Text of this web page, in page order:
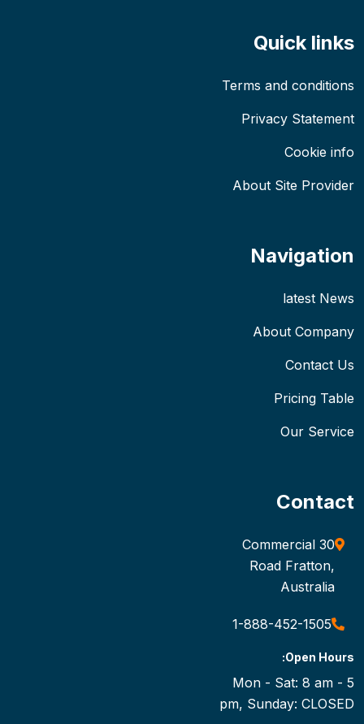
Quick links
Terms and conditions
Privacy Statement
Cookie info
About Site Provider
Navigation
latest News
About Company
Contact Us
Pricing Table
Our Service
Contact
30 Commercial
Road Fratton,
Australia
1-888-452-1505
Open Hours:
Mon - Sat: 8 am - 5
pm, Sunday: CLOSED